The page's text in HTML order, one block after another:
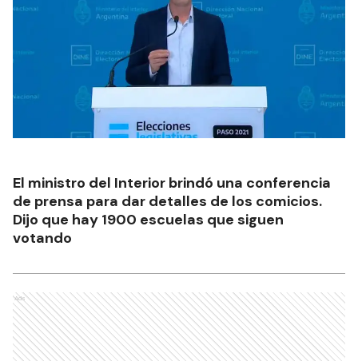
El ministro del Interior brindó una conferencia
de prensa para dar detalles de los comicios.
Dijo que hay 1900 escuelas que siguen
votando
Ads